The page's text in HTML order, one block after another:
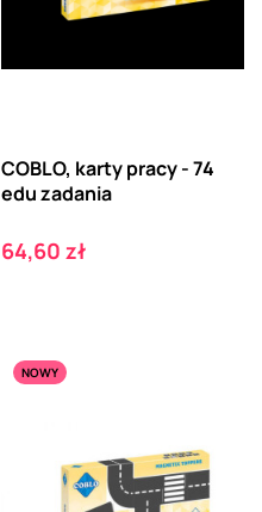
COBLO, karty pracy - 74
edu zadania
Cena
64,60 zł
NOWY